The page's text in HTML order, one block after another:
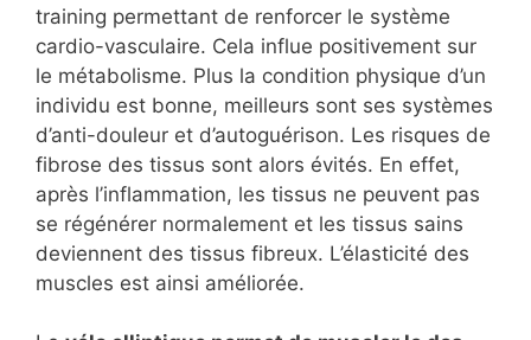
training permettant de renforcer le système
cardio-vasculaire. Cela influe positivement sur
le métabolisme. Plus la condition physique d’un
individu est bonne, meilleurs sont ses systèmes
d’anti-douleur et d’autoguérison. Les risques de
fibrose des tissus sont alors évités. En effet,
après l’inflammation, les tissus ne peuvent pas
se régénérer normalement et les tissus sains
deviennent des tissus fibreux. L’élasticité des
muscles est ainsi améliorée.